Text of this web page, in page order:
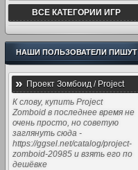
ВСЕ КАТЕГОРИИ ИГР
НАШИ ПОЛЬЗОВАТЕЛИ ПИШУТ
» Проект Зомбоид / Project
Zomboid v32.24 (2013) [Rus / Eng
/ Multi]
К слову, купить Project
Zomboid в последнее время не
очень просто, но советую
заглянуть сюда -
https://ggsel.net/catalog/project-
zomboid-20985 и взять его по
дешёвке